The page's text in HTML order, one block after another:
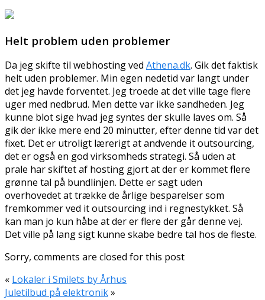
Helt problem uden problemer
Da jeg skifte til webhosting ved Athena.dk. Gik det faktisk
helt uden problemer. Min egen nedetid var langt under
det jeg havde forventet. Jeg troede at det ville tage flere
uger med nedbrud. Men dette var ikke sandheden. Jeg
kunne blot sige hvad jeg syntes der skulle laves om. Så
gik der ikke mere end 20 minutter, efter denne tid var det
fixet. Det er utroligt lærerigt at andvende it outsourcing,
det er også en god virksomheds strategi. Så uden at
prale har skiftet af hosting gjort at der er kommet flere
grønne tal på bundlinjen. Dette er sagt uden
overhovedet at trække de årlige besparelser som
fremkommer ved it outsourcing ind i regnestykket. Så
kan man jo kun håbe at der er flere der går denne vej.
Det ville på lang sigt kunne skabe bedre tal hos de fleste.
Sorry, comments are closed for this post
« Lokaler i Smilets by Århus
Juletilbud på elektronik»